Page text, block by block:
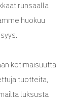
runsaalla
huokuu
kotimaisuutta
tuotteita,
luksusta